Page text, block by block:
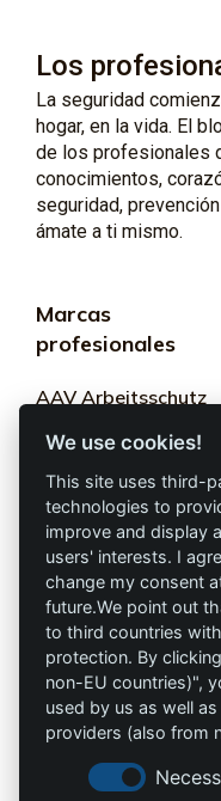
Los
La seguridad
hogar, en la vida. El
de los profesionales
conocimientos,
seguridad,
ámate a ti mismo.
Marcas
profesionales
AAV Arbeitsschutz
Allprotec® Solo
trabaja seguro
Omniprotect –
Tienda Online
Contacto
info@die-
+49 (511)
We use cookies!
This site uses third-
technologies to
improve and display
users' interests. I
change my consent
future.We point out
to third countries
protection. By
non-EU countries)",
used by us as well
providers (also from